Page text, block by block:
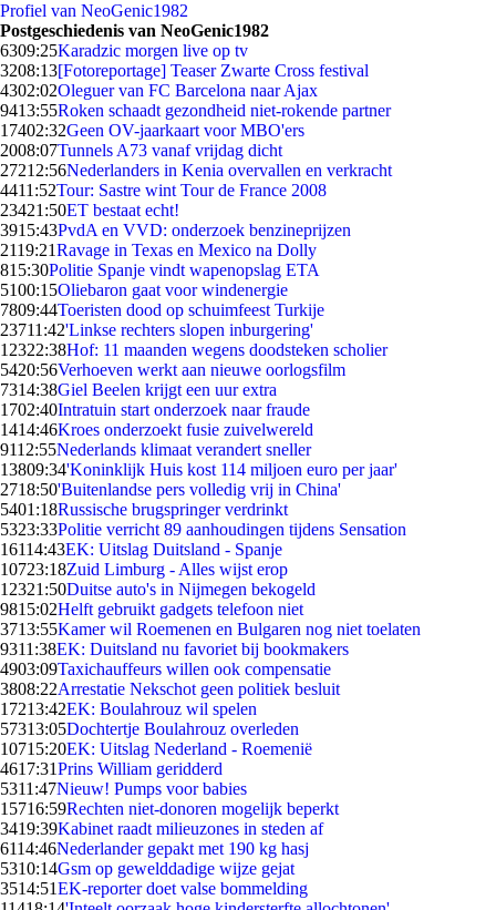
Profiel van NeoGenic1982
Postgeschiedenis van NeoGenic1982
6309:25Karadzic morgen live op tv
3208:13[Fotoreportage] Teaser Zwarte Cross festival
4302:02Oleguer van FC Barcelona naar Ajax
9413:55Roken schaadt gezondheid niet-rokende partner
17402:32Geen OV-jaarkaart voor MBO'ers
2008:07Tunnels A73 vanaf vrijdag dicht
27212:56Nederlanders in Kenia overvallen en verkracht
4411:52Tour: Sastre wint Tour de France 2008
23421:50ET bestaat echt!
3915:43PvdA en VVD: onderzoek benzineprijzen
2119:21Ravage in Texas en Mexico na Dolly
815:30Politie Spanje vindt wapenopslag ETA
5100:15Oliebaron gaat voor windenergie
7809:44Toeristen dood op schuimfeest Turkije
23711:42'Linkse rechters slopen inburgering'
12322:38Hof: 11 maanden wegens doodsteken scholier
5420:56Verhoeven werkt aan nieuwe oorlogsfilm
7314:38Giel Beelen krijgt een uur extra
1702:40Intratuin start onderzoek naar fraude
1414:46Kroes onderzoekt fusie zuivelwereld
9112:55Nederlands klimaat verandert sneller
13809:34'Koninklijk Huis kost 114 miljoen euro per jaar'
2718:50'Buitenlandse pers volledig vrij in China'
5401:18Russische brugspringer verdrinkt
5323:33Politie verricht 89 aanhoudingen tijdens Sensation
16114:43EK: Uitslag Duitsland - Spanje
10723:18Zuid Limburg - Alles wijst erop
12321:50Duitse auto's in Nijmegen bekogeld
9815:02Helft gebruikt gadgets telefoon niet
3713:55Kamer wil Roemenen en Bulgaren nog niet toelaten
9311:38EK: Duitsland nu favoriet bij bookmakers
4903:09Taxichauffeurs willen ook compensatie
3808:22Arrestatie Nekschot geen politiek besluit
17213:42EK: Boulahrouz wil spelen
57313:05Dochtertje Boulahrouz overleden
10715:20EK: Uitslag Nederland - Roemenië
4617:31Prins William geridderd
5311:47Nieuw! Pumps voor babies
15716:59Rechten niet-donoren mogelijk beperkt
3419:39Kabinet raadt milieuzones in steden af
6114:46Nederlander gepakt met 190 kg hasj
5310:14Gsm op gewelddadige wijze gejat
3514:51EK-reporter doet valse bommelding